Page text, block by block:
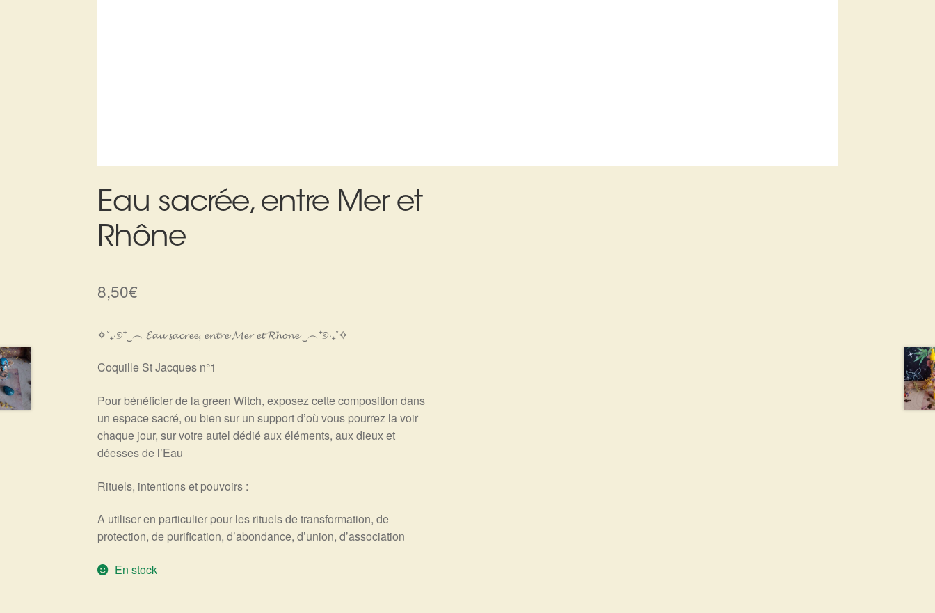
Eau sacrée, entre Mer et
Rhône
8,50€
✧˚₊‧୭⁺‿︵ 𝓔𝓪𝓾 𝓼𝓪𝓬𝓻𝓮𝓮, 𝓮𝓷𝓽𝓻𝓮 𝓜𝓮𝓻 𝓮𝓽 𝓡𝓱𝓸𝓷𝓮 ‿︵⁺୭‧₊˚✧
Coquille St Jacques n°1
Pour bénéficier de la green Witch, exposez cette composition dans
un espace sacré, ou bien sur un support d’où vous pourrez la voir
chaque jour, sur votre autel dédié aux éléments, aux dieux et
déesses de l’Eau
Rituels, intentions et pouvoirs :
A utiliser en particulier pour les rituels de transformation, de
protection, de purification, d’abondance, d’union, d’association
En stock